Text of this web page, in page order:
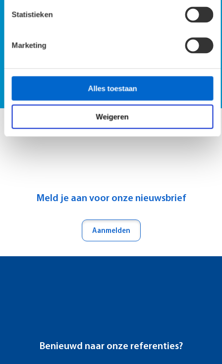
Statistieken
Marketing
Alles toestaan
Weigeren
Meld je aan voor onze nieuwsbrief
Aanmelden
Benieuwd naar onze referenties?